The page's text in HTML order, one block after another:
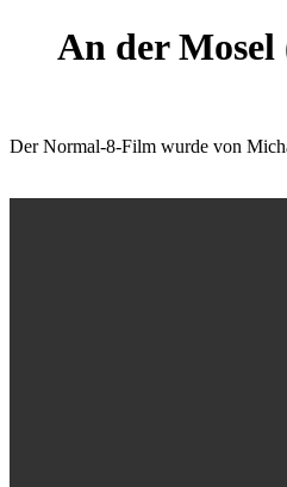
An der Mosel
Der Normal-8-Film wurde von